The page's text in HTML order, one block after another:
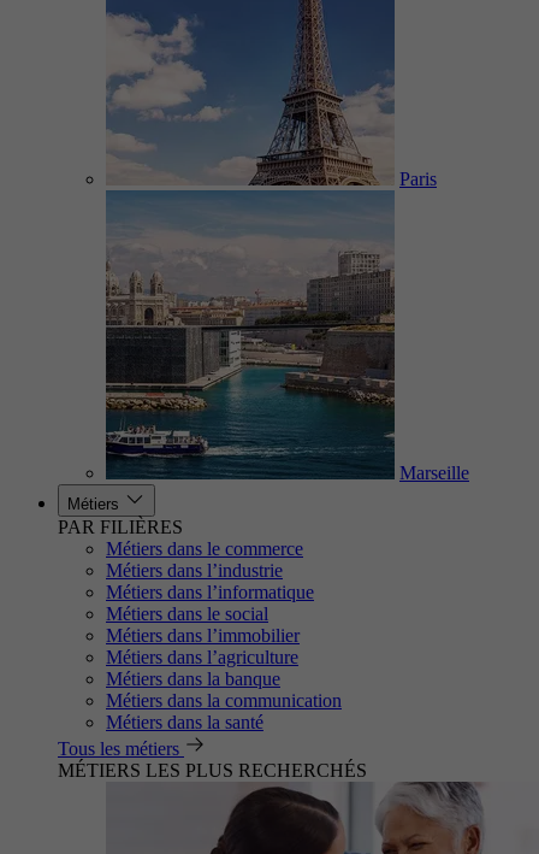
Paris
Marseille
Métiers
PAR FILIÈRES
Métiers dans le commerce
Métiers dans l’industrie
Métiers dans l’informatique
Métiers dans le social
Métiers dans l’immobilier
Métiers dans l’agriculture
Métiers dans la banque
Métiers dans la communication
Métiers dans la santé
Tous les métiers
MÉTIERS LES PLUS RECHERCHÉS